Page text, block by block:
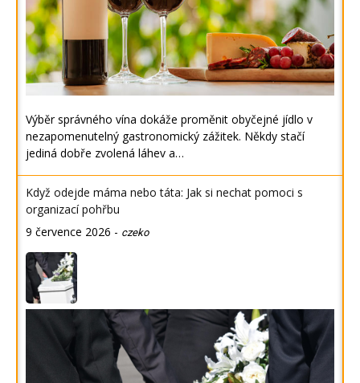
Výběr správného vína dokáže proměnit obyčejné jídlo v
nezapomenutelný gastronomický zážitek. Někdy stačí
jediná dobře zvolená láhev a…
Když odejde máma nebo táta: Jak si nechat pomoci s
organizací pohřbu
9 července 2026 - czeko